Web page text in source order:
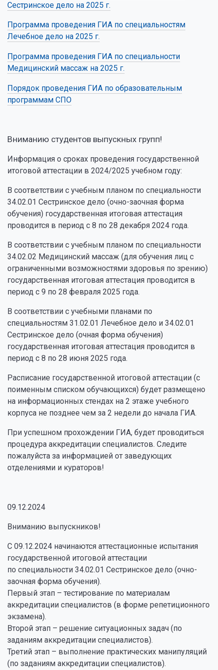
Сестринское дело на 2025 г.
Программа проведения ГИА по специальностям
Лечебное дело на 2025 г.
Программа проведения ГИА по специальности
Медицинский массаж на 2025 г.
Порядок проведения ГИА по образовательным
программам СПО
Вниманию студентов выпускных групп!
Информация о сроках проведения государственной
итоговой аттестации в 2024/2025 учебном году:
В соответствии с учебным планом по специальности
34.02.01 Сестринское дело (очно-заочная форма
обучения) государственная итоговая аттестация
проводится в период с 8 по 28 декабря 2024 года.
В соответствии с учебным планом по специальности
34.02.02 Медицинский массаж (для обучения лиц с
ограниченными возможностями здоровья по зрению)
государственная итоговая аттестация проводится в
период с 9 по 28 февраля 2025 года.
В соответствии с учебными планами по
специальностям 31.02.01 Лечебное дело и 34.02.01
Сестринское дело (очная форма обучения)
государственная итоговая аттестация проводится в
период с 8 по 28 июня 2025 года.
Расписание государственной итоговой аттестации (с
поименным списком обучающихся) будет размещено
на информационных стендах на 2 этаже учебного
корпуса не позднее чем за 2 недели до начала ГИА.
При успешном прохождении ГИА, будет проводиться
процедура аккредитации специалистов. Следите
пожалуйста за информацией от заведующих
отделениями и кураторов!
09.12.2024
Вниманию выпускников!
С 09.12.2024 начинаются аттестационные испытания
государственной итоговой аттестации
по специальности 34.02.01 Сестринское дело (очно-
заочная форма обучения).
Первый этап – тестирование по материалам
аккредитации специалистов (в форме репетиционного
экзамена).
Второй этап – решение ситуационных задач (по
заданиям аккредитации специалистов).
Третий этап – выполнение практических манипуляций
(по заданиям аккредитации специалистов).